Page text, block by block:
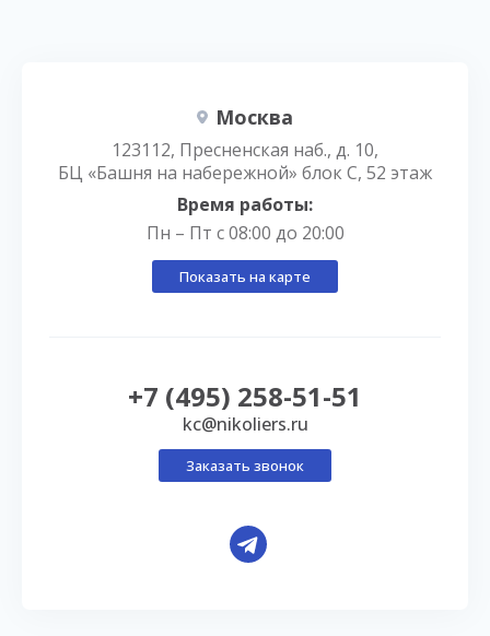
Москва
123112, Пресненская наб., д. 10,
БЦ «Башня на набережной» блок С, 52 этаж
Время работы:
Пн – Пт с 08:00 до 20:00
Показать на карте
+7 (495) 258-51-51
kc@nikoliers.ru
Заказать звонок